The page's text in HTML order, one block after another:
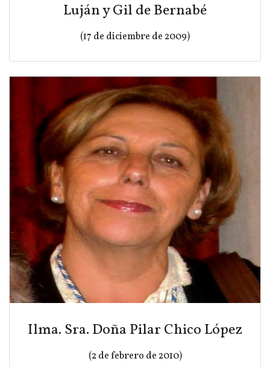
Luján y Gil de Bernabé
(17 de diciembre de 2009)
Ilma. Sra. Doña Pilar Chico López
(2 de febrero de 2010)